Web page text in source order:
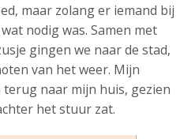
maar zolang er iemand bij
nodig was. Samen met
gingen we naar de stad,
van het weer. Mijn
naar mijn huis, gezien
het stuur zat.